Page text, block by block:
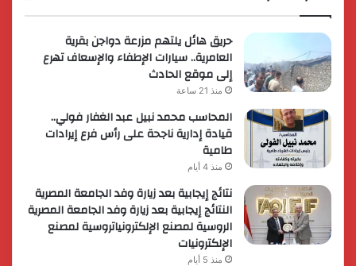
حريق هائل يلتهم مزرعة دواجن بقرية
العامرية.. سيارات الإطفاء والإسعاف تهرع
إلى موقع الحادث
منذ 21 ساعة
المحاسب محمد نبيل عبد الغفار فولي..
قيادة إدارية ناجحة على رأس فرع إيرادات
طامية
منذ 4 أيام
نتائج إيجابية بعد زيارة وفد الجامعة المصرية
النتائج إيجابية بعد زيارة وفد الجامعة المصرية
الروسية لمصنع الإلكترونياتروسية لمصنع
الإلكترونيات
منذ 5 أيام